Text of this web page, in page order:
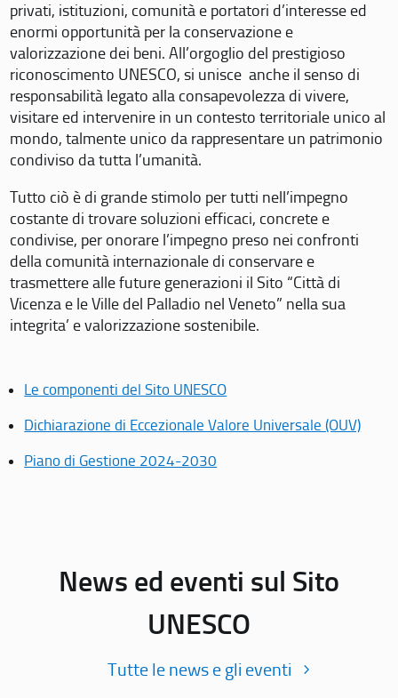
privati, istituzioni, comunità e portatori d’interesse ed
enormi opportunità per la conservazione e
valorizzazione dei beni. All’orgoglio del prestigioso
riconoscimento UNESCO, si unisce anche il senso di
responsabilità legato alla consapevolezza di vivere,
visitare ed intervenire in un contesto territoriale unico al
mondo, talmente unico da rappresentare un patrimonio
condiviso da tutta l’umanità.
Tutto ciò è di grande stimolo per tutti nell’impegno
costante di trovare soluzioni efficaci, concrete e
condivise, per onorare l’impegno preso nei confronti
della comunità internazionale di conservare e
trasmettere alle future generazioni il Sito “Città di
Vicenza e le Ville del Palladio nel Veneto” nella sua
integrita’ e valorizzazione sostenibile.
Le componenti del Sito UNESCO
Dichiarazione di Eccezionale Valore Universale (OUV)
Piano di Gestione 2024-2030
News ed eventi sul Sito
UNESCO
Tutte le news e gli eventi